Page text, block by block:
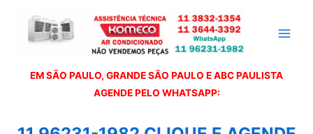
EM SÃO PAULO, GRANDE SÃO PAULO E ABC PAULISTA
AGENDE PELO WHATSAPP: